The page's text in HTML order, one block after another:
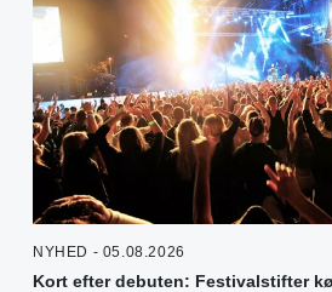
NYHED - 05.08.2026
Kort efter debuten: Festivalstifter